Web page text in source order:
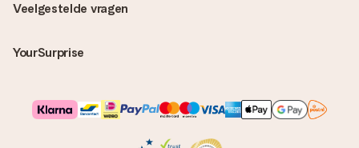
Veelgestelde vragen
YourSurprise